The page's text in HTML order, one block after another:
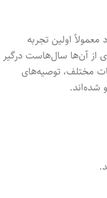
معمولاً اولین تجربه
از آن‌ها سال‌هاست درگیر
مختلف، توصیه‌های
شده‌اند.